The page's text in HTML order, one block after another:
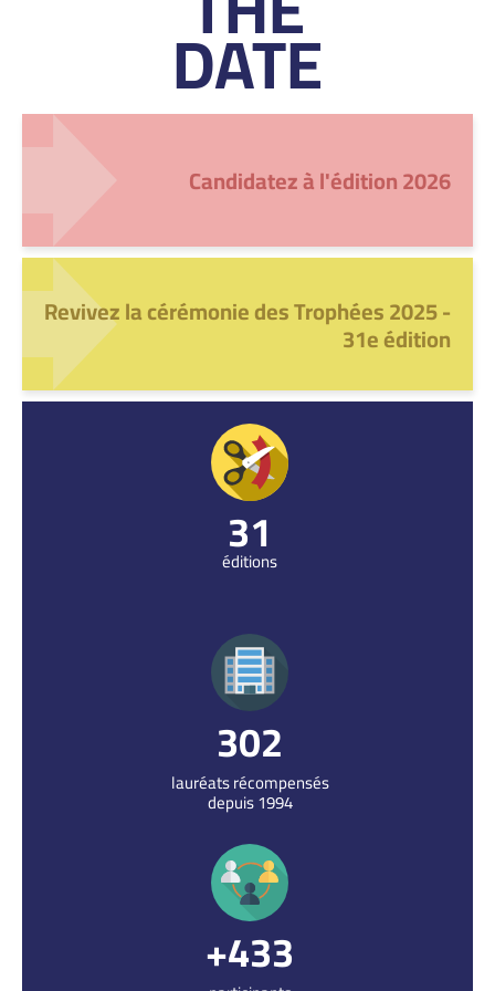
DATE
Candidatez à l'édition 2026
Revivez la cérémonie des Trophées 2025 -
31e édition
31
éditions
321
lauréats récompensés
depuis 1994
523